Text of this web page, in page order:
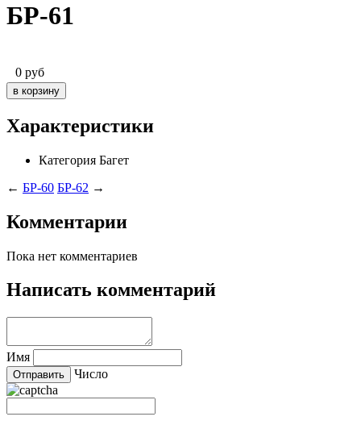
БР-61
0 руб
Характеристики
Категория Багет
← БР-60 БР-62 →
Комментарии
Пока нет комментариев
Написать комментарий
Имя
Число